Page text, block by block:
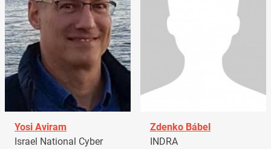
Yosi Aviram
Israel National Cyber
Zdenko Bábel
INDRA